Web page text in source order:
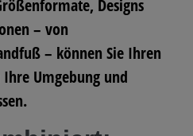
Designs
– von
– können Sie Ihren
Ihre Umgebung und